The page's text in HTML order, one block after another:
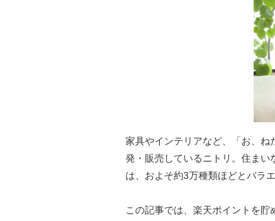
家具やインテリアなど、「お、ね
発・販売しているニトリ。住ま
は、およそ約3万種類ほどとバラ
この記事では、楽天ポイントを貯